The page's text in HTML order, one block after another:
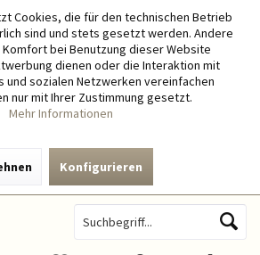
Cookies, die für den technischen Betrieb
sind und stets gesetzt werden. Andere
bei Benutzung dieser Website
dienen oder die Interaktion mit
und sozialen Netzwerken vereinfachen
nur mit Ihrer Zustimmung gesetzt.
Mehr Informationen
Konfigurieren